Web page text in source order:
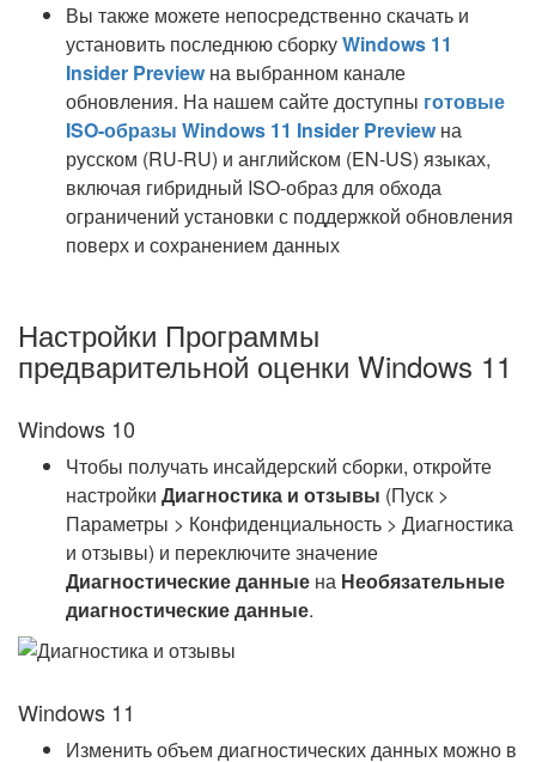
Вы также можете непосредственно скачать и
установить последнюю сборкуWindows 11
Insider Preview на выбранном канале
обновления. На нашем сайте доступны готовые
ISO-образы Windows 11 Insider Preview на
русском (RU-RU) и английском (EN-US) языках,
включая гибридный ISO-образ для обхода
ограничений установки с поддержкой обновления
поверх и сохранением данных
Настройки Программы
предварительной оценки Windows 11
Windows 10
Чтобы получать инсайдерский сборки, откройте
настройки Диагностика и отзывы (Пуск >
Параметры > Конфиденциальность > Диагностика
и отзывы) и переключите значение
Диагностические данные на Необязательные
диагностические данные.
Windows 11
Изменить объем диагностических данных можно в